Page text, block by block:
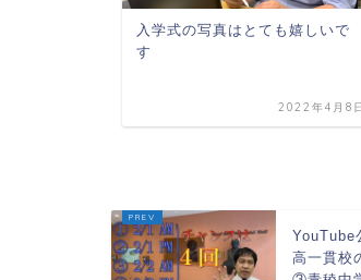
入学式の写真はとても嬉しいで
す
2022年4月8
YouTube
高一貫校